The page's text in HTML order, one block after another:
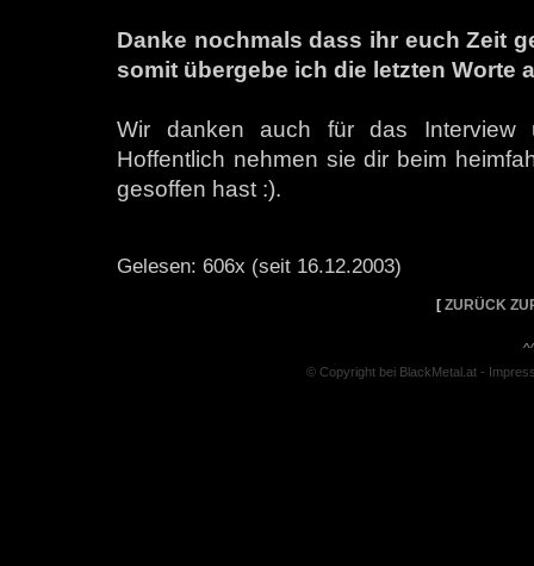
Danke nochmals dass ihr euch Zeit
somit übergebe ich die letzten Worte
Wir danken auch für das Interview
Hoffentlich nehmen sie dir beim
gesoffen hast :).
Gelesen: 606x (seit 16.12.2003)
[ ZURÜCK
© Copyright bei BlackMetal.at -